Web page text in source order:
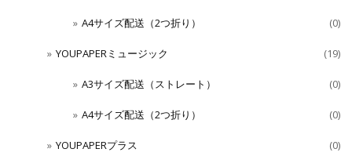
A4サイズ配送（2つ折り） (0)
YOUPAPERミュージック (19)
A3サイズ配送（ストレート） (0)
A4サイズ配送（2つ折り） (0)
YOUPAPERプラス (0)